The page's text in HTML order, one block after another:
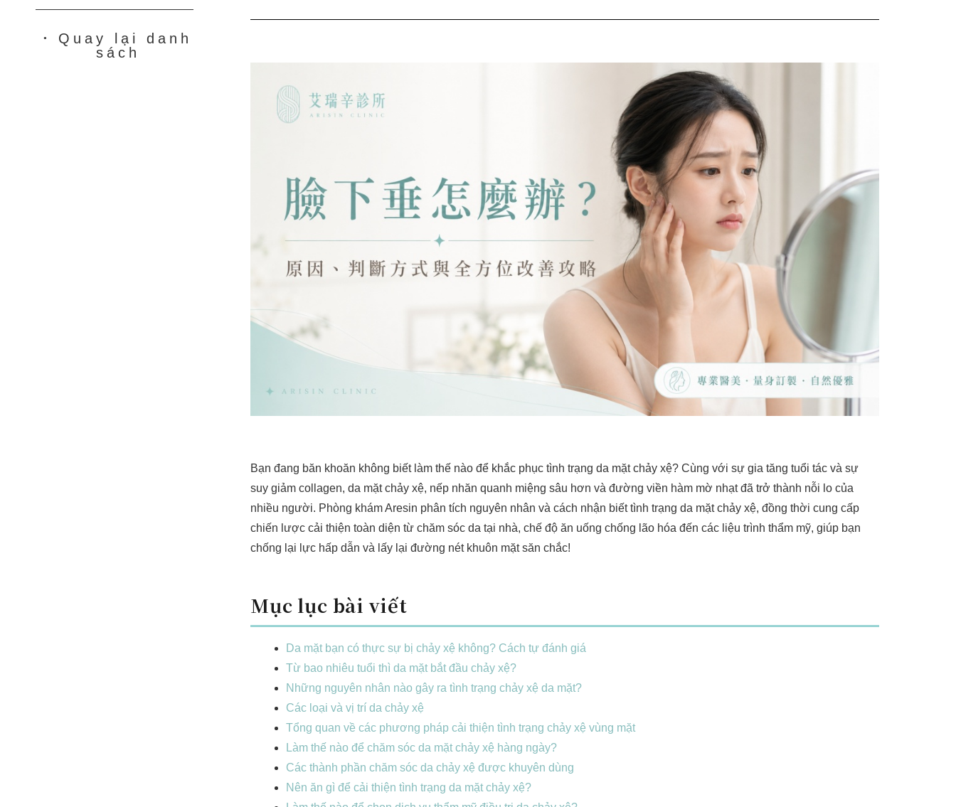
●
Quay lại danh
sách
Bạn đang băn khoăn không biết làm thế nào để khắc phục tình trạng da mặt chảy xệ? Cùng với sự gia tăng tuổi tác và sự
suy giảm collagen, da mặt chảy xệ, nếp nhăn quanh miệng sâu hơn và đường viền hàm mờ nhạt đã trở thành nỗi lo của
nhiều người. Phòng khám Aresin phân tích nguyên nhân và cách nhận biết tình trạng da mặt chảy xệ, đồng thời cung cấp
chiến lược cải thiện toàn diện từ chăm sóc da tại nhà, chế độ ăn uống chống lão hóa đến các liệu trình thẩm mỹ, giúp bạn
chống lại lực hấp dẫn và lấy lại đường nét khuôn mặt săn chắc!
Mục lục bài viết
Da mặt bạn có thực sự bị chảy xệ không? Cách tự đánh giá
Từ bao nhiêu tuổi thì da mặt bắt đầu chảy xệ?
Những nguyên nhân nào gây ra tình trạng chảy xệ da mặt?
Các loại và vị trí da chảy xệ
Tổng quan về các phương pháp cải thiện tình trạng chảy xệ vùng mặt
Làm thế nào để chăm sóc da mặt chảy xệ hàng ngày?
Các thành phần chăm sóc da chảy xệ được khuyên dùng
Nên ăn gì để cải thiện tình trạng da mặt chảy xệ?